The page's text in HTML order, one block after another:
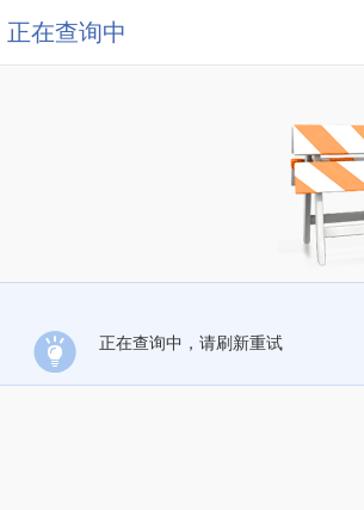
正在查询中
正在查询中，请刷新重试